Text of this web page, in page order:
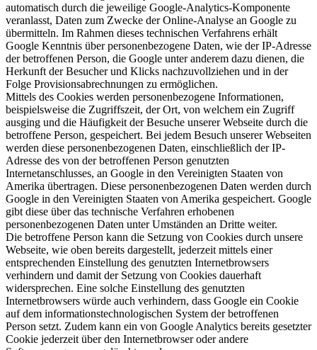
automatisch durch die jeweilige Google-Analytics-Komponente
veranlasst, Daten zum Zwecke der Online-Analyse an Google zu
übermitteln. Im Rahmen dieses technischen Verfahrens erhält
Google Kenntnis über personenbezogene Daten, wie der IP-Adresse
der betroffenen Person, die Google unter anderem dazu dienen, die
Herkunft der Besucher und Klicks nachzuvollziehen und in der
Folge Provisionsabrechnungen zu ermöglichen.
Mittels des Cookies werden personenbezogene Informationen,
beispielsweise die Zugriffszeit, der Ort, von welchem ein Zugriff
ausging und die Häufigkeit der Besuche unserer Webseite durch die
betroffene Person, gespeichert. Bei jedem Besuch unserer Webseiten
werden diese personenbezogenen Daten, einschließlich der IP-
Adresse des von der betroffenen Person genutzten
Internetanschlusses, an Google in den Vereinigten Staaten von
Amerika übertragen. Diese personenbezogenen Daten werden durch
Google in den Vereinigten Staaten von Amerika gespeichert. Google
gibt diese über das technische Verfahren erhobenen
personenbezogenen Daten unter Umständen an Dritte weiter.
Die betroffene Person kann die Setzung von Cookies durch unsere
Webseite, wie oben bereits dargestellt, jederzeit mittels einer
entsprechenden Einstellung des genutzten Internetbrowsers
verhindern und damit der Setzung von Cookies dauerhaft
widersprechen. Eine solche Einstellung des genutzten
Internetbrowsers würde auch verhindern, dass Google ein Cookie
auf dem informationstechnologischen System der betroffenen
Person setzt. Zudem kann ein von Google Analytics bereits gesetzter
Cookie jederzeit über den Internetbrowser oder andere